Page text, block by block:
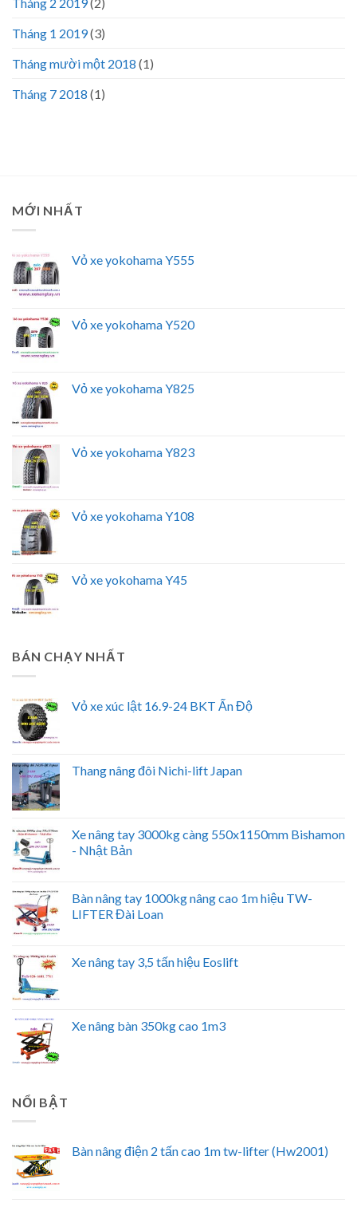
Tháng 2 2019(2)
Tháng 1 2019(3)
Tháng mười một 2018 (1)
Tháng 7 2018 (1)
MỚI NHẤT
Vỏ xe yokohama Y555
Vỏ xe yokohama Y520
Vỏ xe yokohama Y825
Vỏ xe yokohama Y823
Vỏ xe yokohama Y108
Vỏ xe yokohama Y45
BÁN CHẠY NHẤT
Vỏ xe xúc lật 16.9-24 BKT Ấn Độ
Thang nâng đôi Nichi-lift Japan
Xe nâng tay 3000kg càng 550x1150mm Bishamon
- Nhật Bản
Bàn nâng tay 1000kg nâng cao 1m hiệu TW-
LIFTER Đài Loan
Xe nâng tay 3,5 tấn hiệu Eoslift
Xe nâng bàn 350kg cao 1m3
NỔI BẬT
Bàn nâng điện 2 tấn cao 1m tw-lifter (Hw2001)